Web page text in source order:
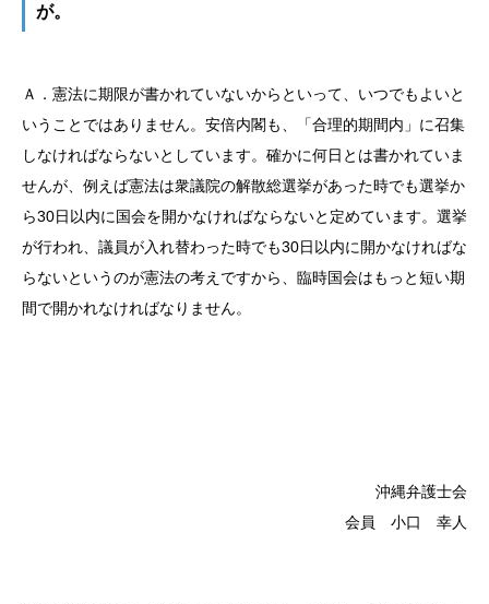
が。
Ａ．憲法に期限が書かれていないからといって、いつでもよいと
いうことではありません。安倍内閣も、「合理的期間内」に召集
しなければならないとしています。確かに何日とは書かれていま
せんが、例えば憲法は衆議院の解散総選挙があった時でも選挙か
ら30日以内に国会を開かなければならないと定めています。選挙
が行われ、議員が入れ替わった時でも30日以内に開かなければな
らないというのが憲法の考えですから、臨時国会はもっと短い期
間で開かれなければなりません。
沖縄弁護士会
会員 小口 幸人